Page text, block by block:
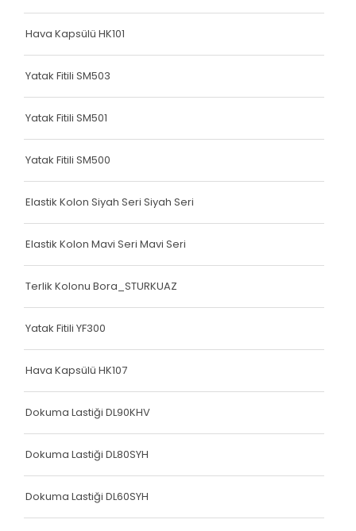
Terlik Kolonu
Terlik Kolonu
Terlik Kolonu
Terlik Kolonu
Terlik Kolonu
Terlik Kolonu
Terlik Kolonu
Spanzed Kolonu
Polis Yeleği
Yatak Fitili
Yatak Fitili
Hava Kapsülü HK101
Yatak Fitili SM503
Yatak Fitili SM501
Yatak Fitili SM500
Elastik Kolon Siyah Seri Siyah Seri
Elastik Kolon Mavi Seri Mavi Seri
Terlik Kolonu Bora_STURKUAZ
Yatak Fitili YF300
Hava Kapsülü HK107
Dokuma Lastiği DL90KHV
Dokuma Lastiği DL80SYH
Dokuma Lastiği DL60SYH